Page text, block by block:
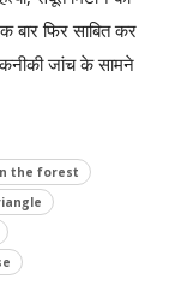
फिर साबित कर
जांच के सामने
the forest